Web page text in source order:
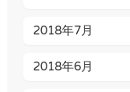
2018年7月
2018年6月